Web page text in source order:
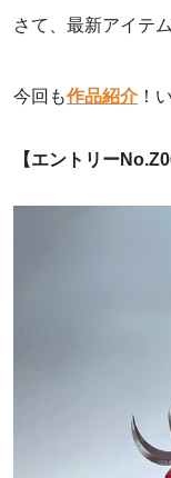
さて、最新アイテ
今回も作品紹介！
【エントリー